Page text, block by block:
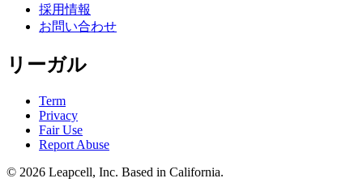
採用情報
お問い合わせ
リーガル
Term
Privacy
Fair Use
Report Abuse
© 2026 Leapcell, Inc. Based in California.